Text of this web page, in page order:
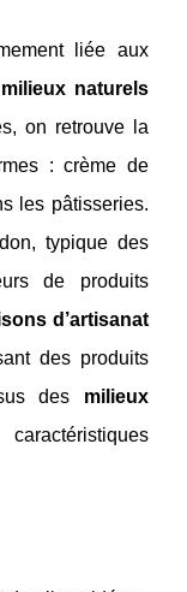
liée aux
milieux naturels
on retrouve la
: crème de
les pâtisseries.
typique des
de produits
d’artisanat
des produits
des milieux